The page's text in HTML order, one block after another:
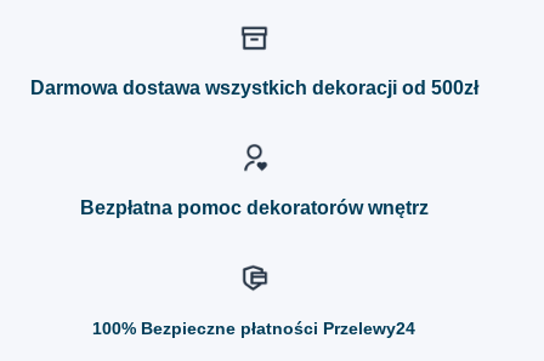
można
Darmowa dostawa wszystkich dekoracji od 500zł
Bezpłatna pomoc dekoratorów wnętrz
100% Bezpieczne płatności Przelewy24